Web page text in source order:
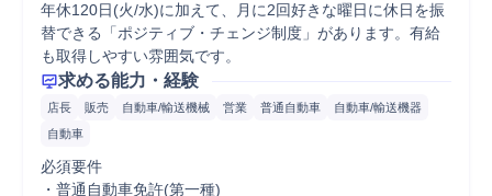
年休120日(火/水)に加えて、月に2回好きな曜日に休日を振
替できる「ポジティブ・チェンジ制度」があります。有給
も取得しやすい雰囲気です。
求める能力・経験
店長 販売 自動車/輸送機械 営業 普通自動車
自動車/輸送機器
自動車
必須要件
・普通自動車免許(第一種)